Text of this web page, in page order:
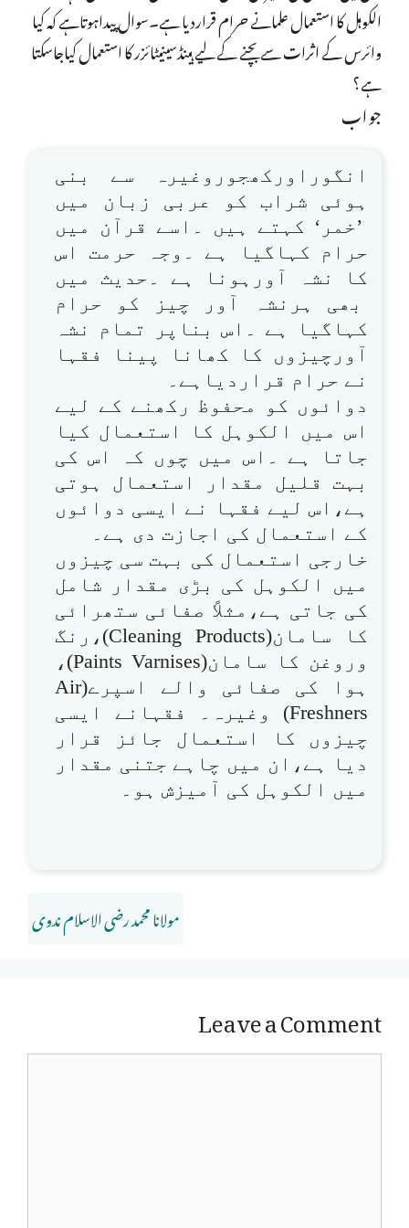
الکوہل کا استعمال علمانے حرام قراردیا ہے۔سوال پیداہوتاہے کہ کیا
وائرس کے اثرات سے بچنے کے لیے ہینڈسینیٹائزر کا استعمال کیاجاسکتا
ہے؟
جواب
انگوراورکھجوروغیرہ سے بنی
ہوئی شراب کو عربی زبان میں
’خمر‘ کہتے ہیں ۔اسے قرآن میں
حرام کہاگیا ہے ۔وجہ حرمت اس
کا نشہ آورہونا ہے ۔حدیث میں
بھی ہرنشہ آور چیز کو حرام
کہاگیا ہے ۔اس بناپر تمام نشہ
آورچیزوں کا کھانا پینا فقہا
نے حرام قراردیاہے۔
دوائوں کو محفوظ رکھنے کے لیے
اس میں الکوہل کا استعمال کیا
جاتا ہے ۔اس میں چوں کہ اس کی
بہت قلیل مقدار استعمال ہوتی
ہے،اس لیے فقہا نے ایسی دوائوں
کے استعمال کی اجازت دی ہے۔
خارجی استعمال کی بہت سی چیزوں
میں الکوہل کی بڑی مقدار شامل
کی جاتی ہے،مثلاً صفائی ستھرائی
کا سامان(Cleaning Products)،رنگ
وروغن کا سامان(Paints Varnises)،
ہوا کی صفائی والے اسپرے(Air
Freshners) وغیرہ۔ فقہانے ایسی
چیزوں کا استعمال جائز قرار
دیا ہے،ان میں چاہے جتنی مقدار
میں الکوہل کی آمیزش ہو۔
مولانا محمد رضی الاسلام ندوی
Leave a Comment